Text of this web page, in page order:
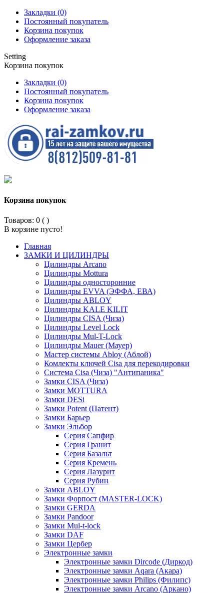
Закладки (0)
Постоянный покупатель
Корзина покупок
Оформление заказа
Setting
Корзина покупок
Закладки (0)
Постоянный покупатель
Корзина покупок
Оформление заказа
Корзина покупок
Товаров: 0 ( )
В корзине пусто!
Главная
ЗАМКИ И ЦИЛИНДРЫ
Цилиндры Arcano
Цилиндры Mottura
Цилиндры односторонние
Цилиндры EVVA (ЭФФА, ЕВА)
Цилиндры ABLOY
Цилиндры KALE KILIT
Цилиндры CISA (Чиза)
Цилиндры Level Lock
Цилиндры Mul-T-Lock
Цилиндры Mauer (Мауер)
Мастер системы Abloy (Аблой)
Комлекты ключей Cisa для перекодировки
Система Cisa (Чиза) "Антипаника"
Замки CISA (Чиза)
Замки MOTTURA
Замки DESi
Замки Potent (Патент)
Замки Барьер
Замки Эльбор
Серия Сапфир
Серия Гранит
Серия Базальт
Серия Кремень
Серия Лазурит
Серия Рубин
Замки ABLOY
Замки Форпост (MASTER-LOCK)
Замки GERDA
Замки Pandoor
Замки Mul-t-lock
Замки DAF
Замки Цербер
Электронные замки
Электронные замки Dircode (Диркод)
Электронные замки Aqara (Акара)
Электронные замки Philips (Филипс)
Электронные замки Arcano (Аркано)